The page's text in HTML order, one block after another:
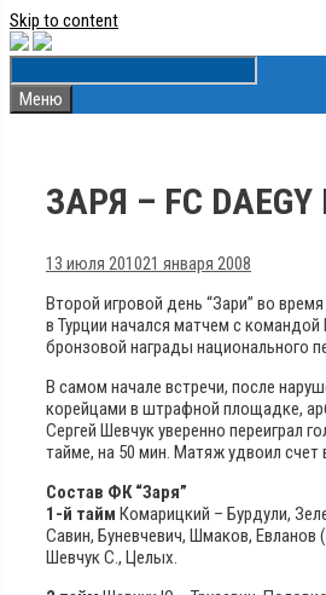
Skip to content
Меню
ЗАРЯ – FC
13 июля 201021 января 2008
Второй игровой день “Зари” во
в Турции начался матчем с командой
бронзовой награды национального
В самом начале встречи, после
корейцами в штрафной площадке,
Сергей Шевчук уверенно переиграл
тайме, на 50 мин. Матяж удвоил счет
Состав ФК “Заря”
1-й тайм Комарицкий – Бурдули,
Савин, Буневчевич, Шмаков, Евланов
Шевчук С., Целых.